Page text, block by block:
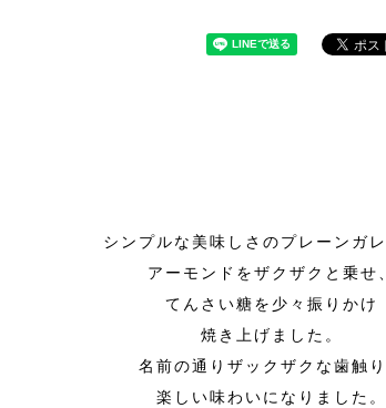
シンプルな美味しさのプレーンガ
アーモンドをザクザクと乗せ
てんさい糖を少々振りかけ
焼き上げました。
名前の通りザックザクな歯触り
楽しい味わいになりました。